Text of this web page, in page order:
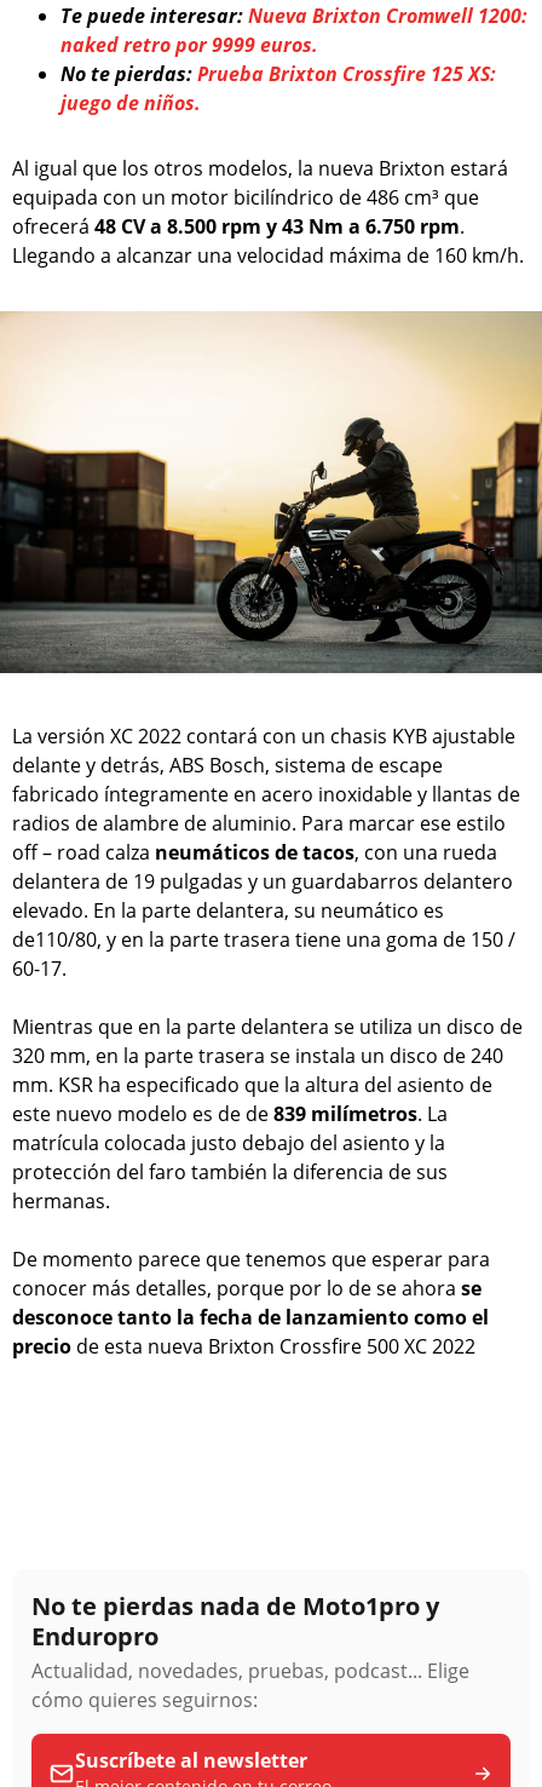
Te puede interesar:Nueva Brixton Cromwell 1200:
naked retro por 9999 euros.
No te pierdas:Prueba Brixton Crossfire 125 XS:
juego de niños.
Al igual que los otros modelos, la nueva Brixton estará
equipada con un motor bicilíndrico de 486 cm³ que
ofrecerá 48 CV a 8.500 rpm y 43 Nm a 6.750 rpm.
Llegando a alcanzar una velocidad máxima de 160 km/h.
La versión XC 2022 contará con un chasis KYB ajustable
delante y detrás, ABS Bosch, sistema de escape
fabricado íntegramente en acero inoxidable y llantas de
radios de alambre de aluminio. Para marcar ese estilo
off – road calza neumáticos de tacos, con una rueda
delantera de 19 pulgadas y un guardabarros delantero
elevado. En la parte delantera, su neumático es
de110/80, y en la parte trasera tiene una goma de 150 /
60-17.
Mientras que en la parte delantera se utiliza un disco de
320 mm, en la parte trasera se instala un disco de 240
mm. KSR ha especificado que la altura del asiento de
este nuevo modelo es de de839 milímetros. La
matrícula colocada justo debajo del asiento y la
protección del faro también la diferencia de sus
hermanas.
De momento parece que tenemos que esperar para
conocer más detalles, porque por lo de se ahora se
desconoce tanto la fecha de lanzamiento como el
precio de esta nueva Brixton Crossfire 500 XC 2022
No te pierdas nada de Moto1pro y
Enduropro
Actualidad, novedades, pruebas, podcast... Elige
cómo quieres seguirnos:
Suscríbete al newsletter